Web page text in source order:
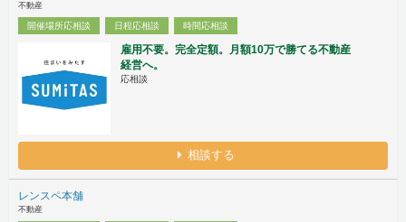
不動産
開催場所応相談 日程応相談 時間応相談
雇用不要。完全定額。月額10万で勝てる不動産
経営へ。
応相談
相談する
レンスペ本舗
不動産